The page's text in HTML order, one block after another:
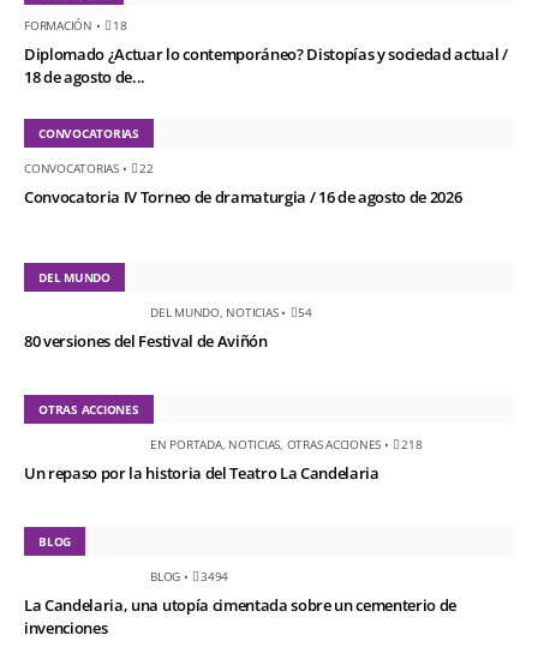
FORMACIÓN • 18
Diplomado ¿Actuar lo contemporáneo? Distopías y sociedad actual /
18 de agosto de...
CONVOCATORIAS
CONVOCATORIAS• 22
Convocatoria IV Torneo de dramaturgia / 16 de agosto de 2026
DEL MUNDO
DEL MUNDO, NOTICIAS• 54
80 versiones del Festival de Aviñón
OTRAS ACCIONES
EN PORTADA, NOTICIAS, OTRAS ACCIONES • 218
Un repaso por la historia del Teatro La Candelaria
BLOG
BLOG • 3494
La Candelaria, una utopía cimentada sobre un cementerio de
invenciones